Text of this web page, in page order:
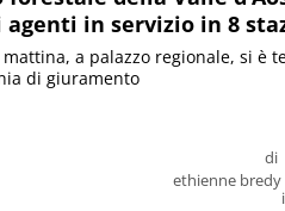
agenti in servizio in 8
di
ethienne bredy
mattina, a palazzo regionale, si è
di giuramento